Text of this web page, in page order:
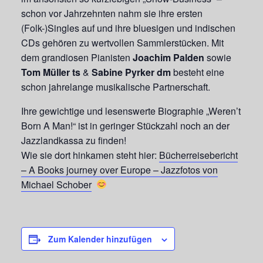
schon vor Jahrzehnten nahm sie ihre ersten
(Folk-)Singles auf und ihre bluesigen und indischen
CDs gehören zu wertvollen Sammlerstücken. Mit
dem grandiosen Pianisten Joachim Palden sowie
Tom Müller ts& Sabine Pyrker dmbesteht eine
schon jahrelange musikalische Partnerschaft.
Ihre gewichtige und lesenswerte Biographie „Weren’t
Born A Man!“ ist in geringer Stückzahl noch an der
Jazzlandkassa zu finden!
Wie sie dort hinkamen steht hier: Bücherreisebericht
– A Books journey over Europe – Jazzfotos von
Michael Schober
Zum Kalender hinzufügen